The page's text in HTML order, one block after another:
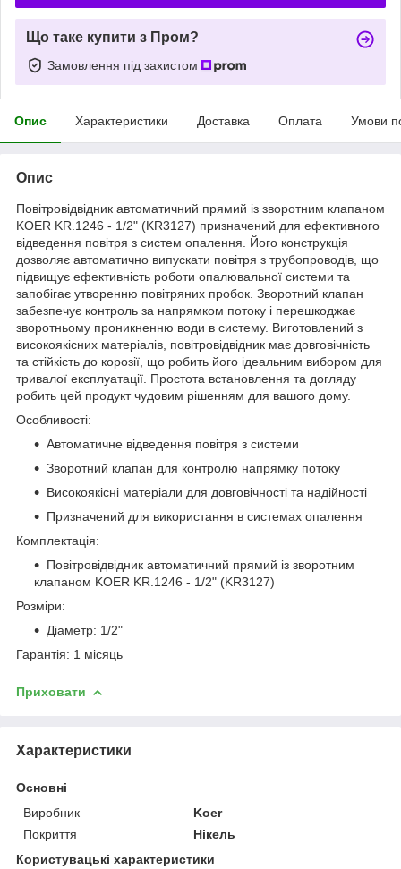
Що таке купити з Пром?
Замовлення під захистом
Опис Характеристики Доставка Оплата Умови
Опис
Повітровідвідник автоматичний прямий із зворотним клапаном
KOER KR.1246 - 1/2" (KR3127) призначений для ефективного
відведення повітря з систем опалення. Його конструкція
дозволяє автоматично випускати повітря з трубопроводів, що
підвищує ефективність роботи опалювальної системи та
запобігає утворенню повітряних пробок. Зворотний клапан
забезпечує контроль за напрямком потоку і перешкоджає
зворотньому проникненню води в систему. Виготовлений з
високоякісних матеріалів, повітровідвідник має довговічність
та стійкість до корозії, що робить його ідеальним вибором для
тривалої експлуатації. Простота встановлення та догляду
робить цей продукт чудовим рішенням для вашого дому.
Особливості:
Автоматичне відведення повітря з системи
Зворотний клапан для контролю напрямку потоку
Високоякісні матеріали для довговічності та надійності
Призначений для використання в системах опалення
Комплектація:
Повітровідвідник автоматичний прямий із зворотним
клапаном KOER KR.1246 - 1/2" (KR3127)
Розміри:
Діаметр: 1/2"
Гарантія: 1 місяць
Приховати
Характеристики
Основні
Виробник
Koer
Покриття
Нікель
Користувацькі характеристики